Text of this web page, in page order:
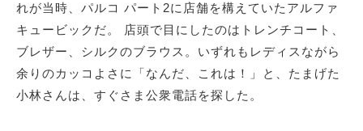
れが当時、パルコ パート2に店舗を構えていたアルファ
キュービックだ。 店頭で目にしたのはトレンチコート、
ブレザー、シルクのブラウス。いずれもレディスながら
余りのカッコよさに「なんだ、これは！」と、たまげた
小林さんは、すぐさま公衆電話を探した。